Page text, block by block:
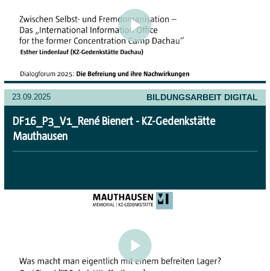
23.09.2025 BILDUNGSARBEIT DIGITAL
DF16_P3_V1_René Bienert - KZ-Gedenkstätte
Mauthausen